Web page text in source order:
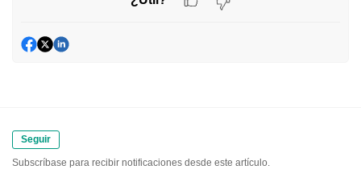
Seguir
Subscríbase para recibir notificaciones desde este artículo.